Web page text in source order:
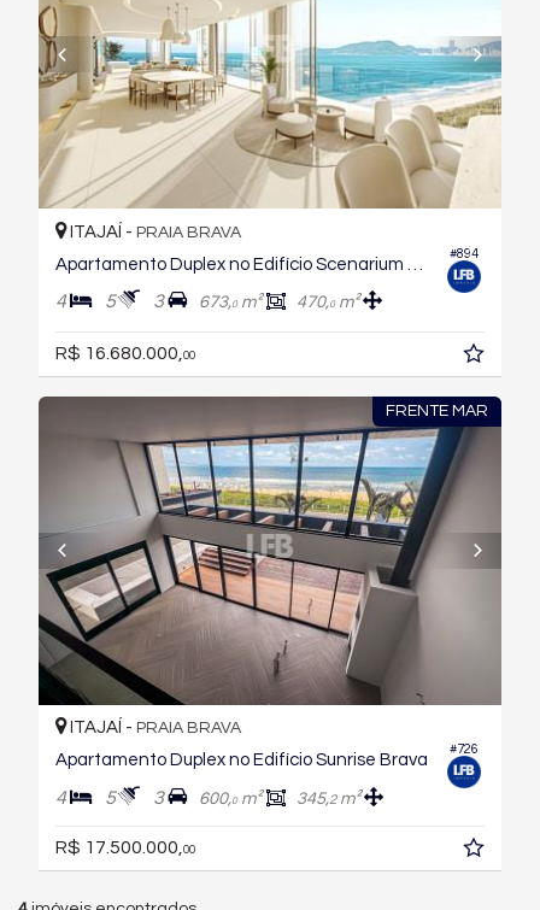
#894
ITAJAÍ - PRAIA BRAVA
4 5 3 673,0m² 470,0m²
R$ 16.680.000, 00
FRENTE MAR
#726
ITAJAÍ - PRAIA BRAVA
Apartamento Duplex no Edifício Sunrise Brava
4 5 3 600,0m² 345,2m²
R$ 17.500.000,00